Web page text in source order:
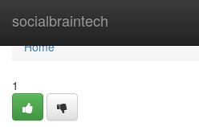
socialbraintech
Home
Home
1